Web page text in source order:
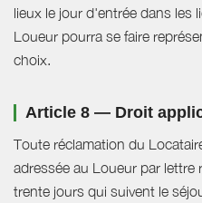
lieux le jour d'entrée dans les
Loueur pourra se faire
choix.
Article 8 — Droit
Toute réclamation du
adressée au Loueur par lettre
trente jours qui suivent le